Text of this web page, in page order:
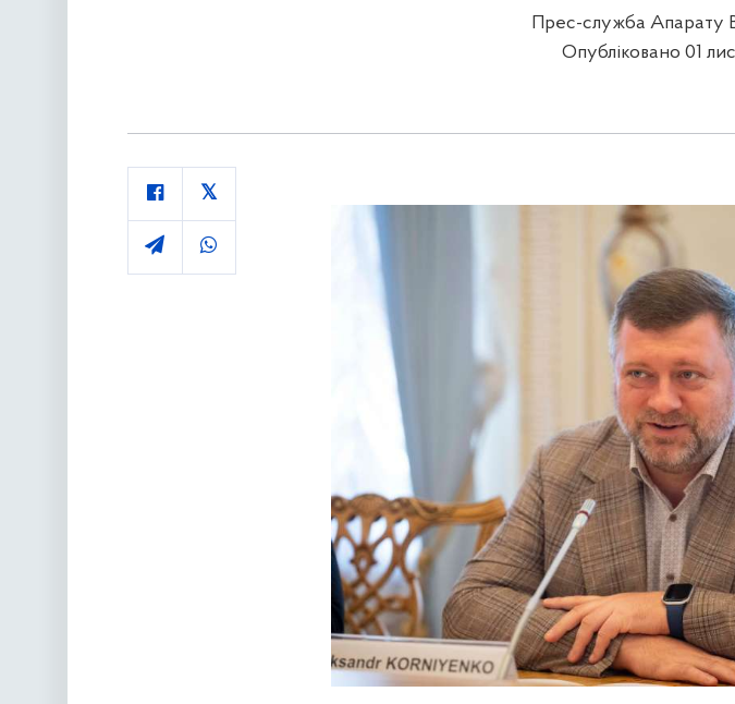
Прес-служба Апарату
Опубліковано 01